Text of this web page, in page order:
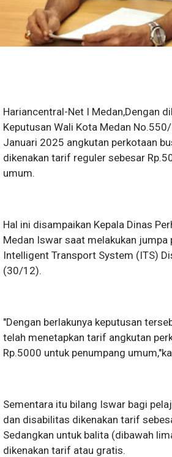
Hariancentral-Net I Medan,Dengan
Keputusan Wali Kota Medan
Januari 2025 angkutan perkotaan
dikenakan tarif reguler sebesar
umum.
Hal ini disampaikan Kepala Dinas
Medan Iswar saat melakukan jumpa
Intelligent Transport System (ITS)
(30/12).
"Dengan berlakunya keputusan
telah menetapkan tarif angkutan
Rp.5000 untuk penumpang
Sementara itu bilang Iswar bagi
dan disabilitas dikenakan tarif
Sedangkan untuk balita (dibawah
dikenakan tarif atau gratis.